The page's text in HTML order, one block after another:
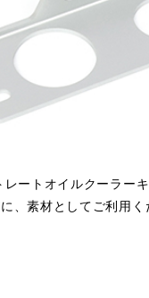
レートオイルクーラー
、素材としてご利用く